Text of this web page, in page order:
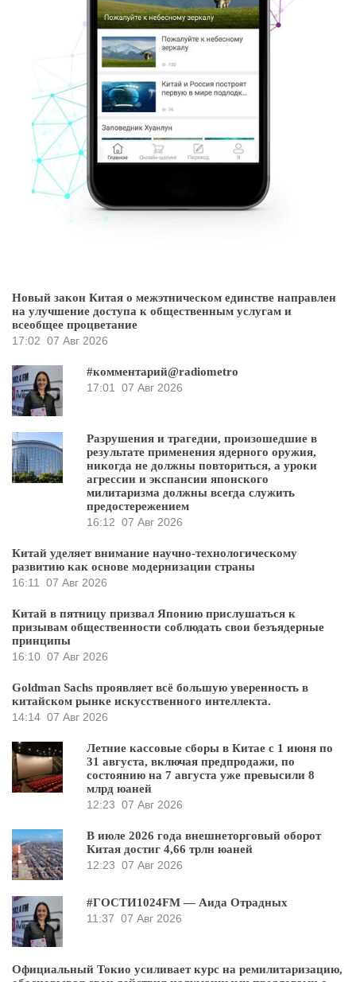
Новый закон Китая о межэтническом единстве направлен
на улучшение доступа к общественным услугам и
всеобщее процветание
17:02 07 Авг 2026
#комментарий@radiometro
17:01
07 Авг 2026
Разрушения и трагедии, произошедшие в
результате применения ядерного оружия,
никогда не должны повториться, а уроки
агрессии и экспансии японского
милитаризма должны всегда служить
предостережением
16:12 07 Авг 2026
Китай уделяет внимание научно-технологическому
развитию как основе модернизации страны
16:11
07 Авг 2026
Китай в пятницу призвал Японию прислушаться к
призывам общественности соблюдать свои безъядерные
принципы
16:10 07 Авг 2026
Goldman Sachs проявляет всё большую уверенность в
китайском рынке искусственного интеллекта.
14:14 07 Авг 2026
Летние кассовые сборы в Китае с 1 июня по
31 августа, включая предпродажи, по
состоянию на 7 августа уже превысили 8
млрд юаней
12:23 07 Авг 2026
В июле 2026 года внешнеторговый оборот
Китая достиг 4,66 трлн юаней
12:23 07 Авг 2026
#ГОСТИ1024FM — Аида Отрадных
11:37 07 Авг 2026
Официальный Токио усиливает курс на ремилитаризацию,